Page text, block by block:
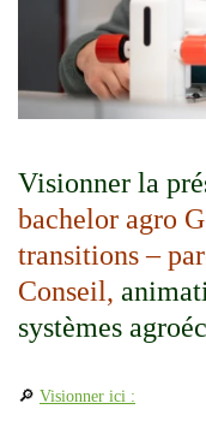
Visionner la
bachelor agro
transitions –
Conseil,
systèmes
🔎 Visionner ici :